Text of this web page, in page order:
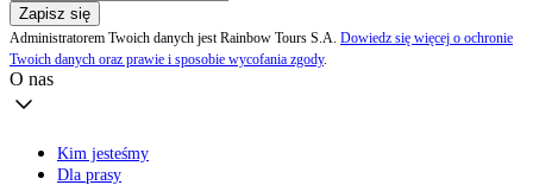
Zapisz się
Administratorem Twoich danych jest Rainbow Tours S.A. Dowiedz się więcej o ochronie
Twoich danych oraz prawie i sposobie wycofania zgody.
O nas
Kim jesteśmy
Dla prasy